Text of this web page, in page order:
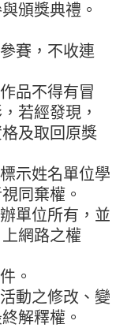
頒獎典禮。
賽，不收連
品不得有冒
若經發現，
及取回原獎
示姓名單位學
同棄權。
單位所有，並
網路之權
。
動之修改、變
解釋權。